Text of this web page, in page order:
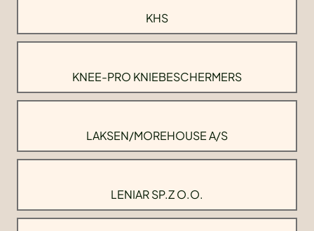
KHS
KNEE-PRO KNIEBESCHERMERS
LAKSEN/MOREHOUSE A/S
LENIAR SP.Z O.O.